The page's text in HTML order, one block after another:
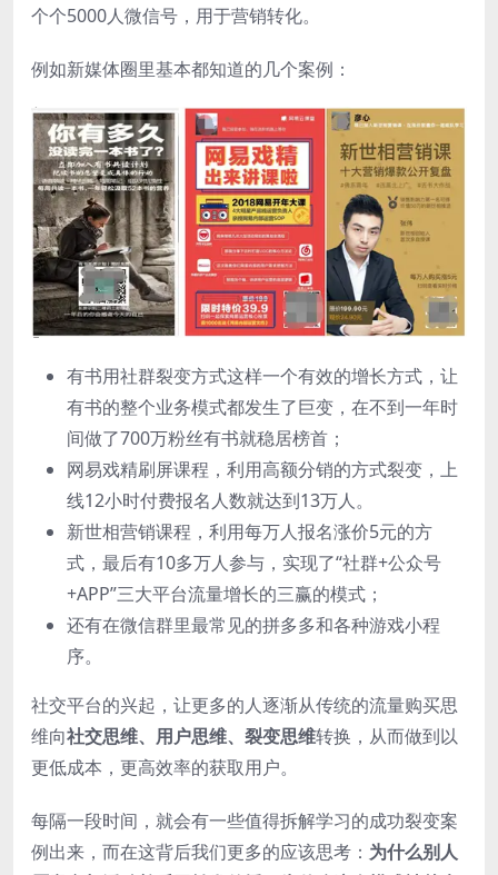
个个5000人微信号，用于营销转化。
例如新媒体圈里基本都知道的几个案例：
有书用社群裂变方式这样一个有效的增长方式，让
有书的整个业务模式都发生了巨变，在不到一年时
间做了700万粉丝有书就稳居榜首；
网易戏精刷屏课程，利用高额分销的方式裂变，上
线12小时付费报名人数就达到13万人。
新世相营销课程，利用每万人报名涨价5元的方
式，最后有10多万人参与，实现了“社群+公众号
+APP”三大平台流量增长的三赢的模式；
还有在微信群里最常见的拼多多和各种游戏小程
序。
社交平台的兴起，让更多的人逐渐从传统的流量购买思
维向社交思维、用户思维、裂变思维转换，从而做到以
更低成本，更高效率的获取用户。
每隔一段时间，就会有一些值得拆解学习的成功裂变案
例出来，而在这背后我们更多的应该思考： 为什么别人